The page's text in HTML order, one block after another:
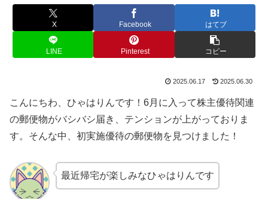
X Facebook はてブ
LINE Pinterest コピー
2025.06.17 2025.06.30
こんにちわ、ひゃはりんです！6月に入って株主優待関連
の郵便物がバシバシ届き、テンションが上がっておりま
す。そんな中、初実施優待の郵便物を見つけました！
最近帰宅が楽しみなひゃはりんです